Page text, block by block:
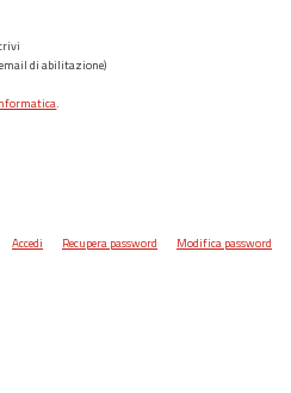
di abilitazione)
.
Accedi Recupera password Modifica password